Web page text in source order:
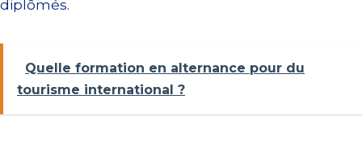
diplômés.
Quelle formation en alternance pour du
tourisme international ?